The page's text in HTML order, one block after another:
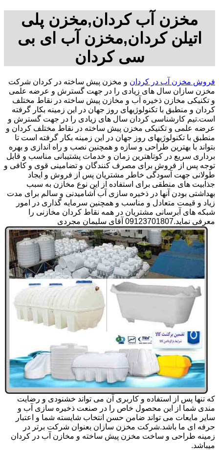
مخزن آب کردان,مخزن پلی
اتیلن کردان,مخزن آب ای بی
سی کردان
فروش مخزن آب در کردان و مخزن پیش ساخته در کردان شرکت
مخزن سازان سال های زیادی را در جهت گسترش و عرضه علمی
و تکنیکی مخازن ذخیره آب و مخازن پیش ساخته در نقاط مختلف
کردان و منطبق با تکنولوژیهای روز جهان در این زمینه بکار گرفته
است.تیم کارشناسی کردان سال های زیادی را در جهت گسترش و
عرضه علمی و تکنیکی مخزن پیش ساخته در نقاط مختلف کردان و
منطبق با تکنولوژیهای روز جهان در این زمینه بکار گرفته است تا
بتواند با بهترین طراحی و سازه و همچنین نصب و راه اندازی و بهره
برداری سریع در کوتاهترین زمان و خدمات پشتیبانی مناسب و قابل
توجه پس از فروش برای مصرف کنندگان و تضامینی قوی و کافی و
طولانی جهت آسودگی خاطر مشتریان پس از فروش و ایجاد
جذابیت های منطقی برای استفاده از این نوع مخازن به سبب
بهداشتی بودن آنها در ذخیره سازی آب آشامیدنی و سالم برای مدت
زیاد و قیمت متعادل و مناسب و همچنین سرمایه گذاری در امور
شبکه های آبرسانی مشتریان در همه نقاط کردان مخازنی را
معرفی نماید.09123701807 آقای سلیمان مجردی
که تنها پس از استفاده و کاربری آن می تواند خشنودی و رضایت
مندی شما از این محصول خاص را در صنعت ذخیره سازی آب و
سایر مایعات می تواند ضامن حسن انتخاب شایسته شما و اعتبار
حرفه ای ما باشد.شرکت مخزن سازان بعنوان شرکت برتر در
زمینه طراحی و ساخت مخزن پیش ساخته و مخازن آب در کردان
میباشد.